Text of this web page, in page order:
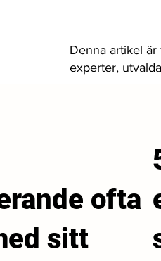
Denna artikel
experter,
ofta
sitt